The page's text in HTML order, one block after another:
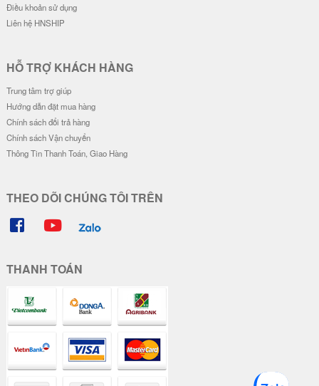
Điều khoản sử dụng
Liên hệ HNSHIP
HỖ TRỢ KHÁCH HÀNG
Trung tâm trợ giúp
Hướng dẫn đặt mua hàng
Chính sách đổi trả hàng
Chính sách Vận chuyển
Thông Tin Thanh Toán, Giao Hàng
THEO DÕI CHÚNG TÔI TRÊN
THANH TOÁN